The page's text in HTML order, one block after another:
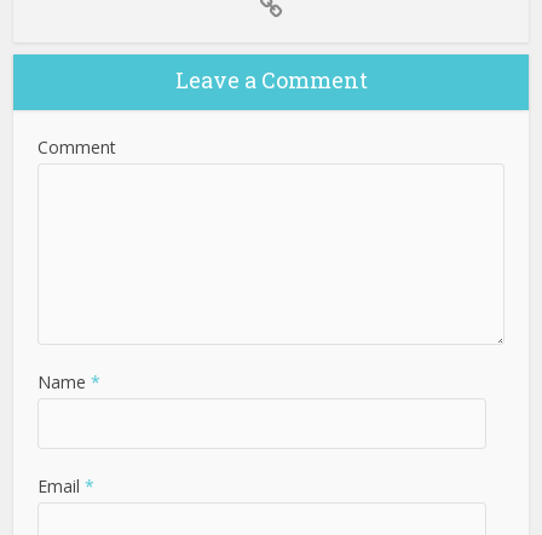
Leave a Comment
Comment
Name *
Email *